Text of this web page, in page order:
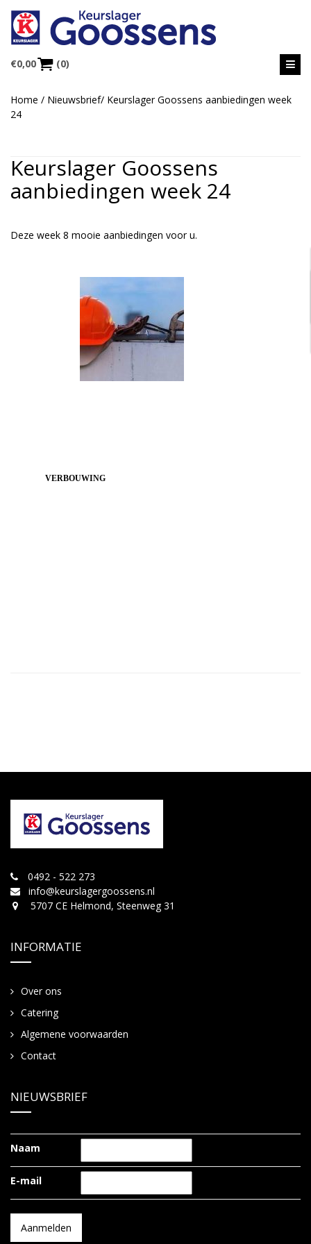
€0,00 (0)
Home / Nieuwsbrief/ Keurslager Goossens aanbiedingen week
24
Keurslager Goossens
aanbiedingen week 24
Deze week 8 mooie aanbiedingen voor u.
VERBOUWING
0492 - 522 273
info@keurslagergoossens.nl
5707 CE Helmond, Steenweg 31
INFORMATIE
Over ons
Catering
Algemene voorwaarden
Contact
NIEUWSBRIEF
Naam
E-mail